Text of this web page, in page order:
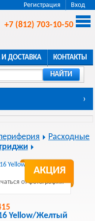
Регистрация Вход
+7 (812) 703-10-50
И ДОСТАВКА КОНТАКТЫ
НАЙТИ
›
Расходные
АКЦИЯ
от фотографии
Yellow/Желтый